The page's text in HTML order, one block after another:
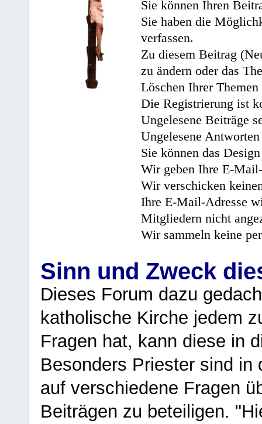
Sie können Ihren
Sie haben die
verfassen.
Zu diesem Beitrag
zu ändern oder das
Löschen Ihrer
Die Registrierung ist
Ungelesene Beiträge
Ungelesene
Sie können das
Wir geben Ihre E-
Wir verschicken
Ihre E-Mail-Adresse
Mitgliedern nicht
Wir sammeln keine
Sinn und Zweck
Dieses Forum dazu
katholische Kirche jedem
Fragen hat, kann diese in
Besonders Priester sind in
auf verschiedene Fragen
Beiträgen zu beteiligen.